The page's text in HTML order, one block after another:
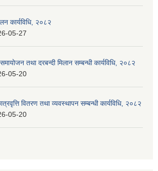
कार्यविधि, २०८२
05-27
तथा दरबन्दी मिलान सम्बन्धी कार्यविधि, २०८२
05-20
वितरण तथा व्यवस्थापन सम्बन्धी कार्यविधि, २०८२
05-20